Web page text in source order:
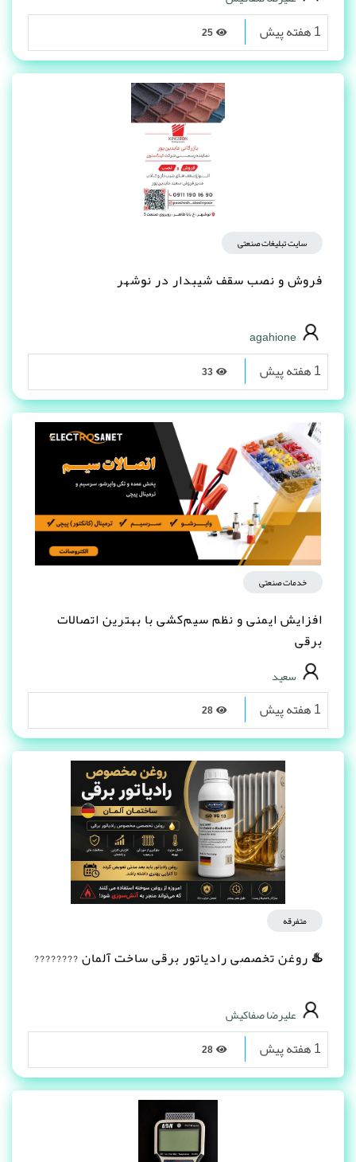
1 هفته پیش
سایت تبلیغات صنعتی
فروش و نصب سقف شیبدار در نوشهر
agahione
1 هفته پیش
خدمات صنعتی
افزایش ایمنی و نظم سیم‌کشی با بهترین اتصالات
برقی
سعید
1 هفته پیش
متفرقه
♨️ روغن تخصصی رادیاتور برقی ساخت آلمان ????????
علیرضا صفاکیش
1 هفته پیش